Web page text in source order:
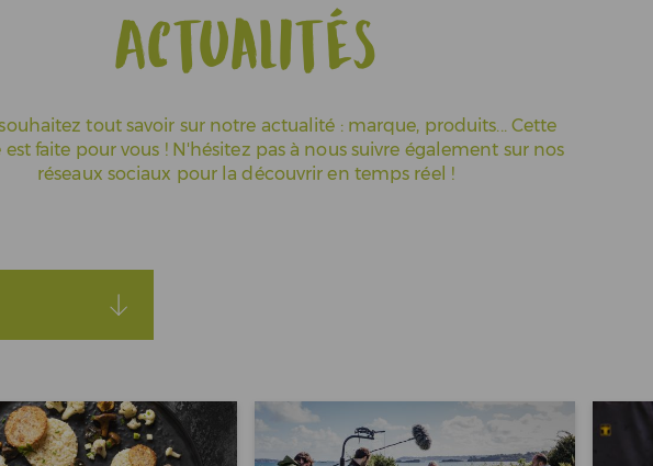
Actualités
tout savoir sur notre actualité : marque, produits... Cette
faite pour vous ! N'hésitez pas à nous suivre également sur nos
réseaux sociaux pour la découvrir en temps réel !